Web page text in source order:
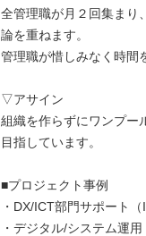
全管理職が月２回集まり
論を重ねます。
管理職が惜しみなく時間
▽アサイン
組織を作らずにワンプー
目指しています。
■プロジェクト事例
・DX/ICT部門サポート
・デジタル/システム運